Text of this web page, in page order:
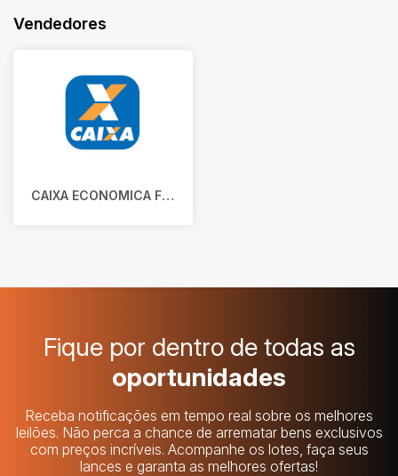
Vendedores
CAIXA ECONOMICA FEDERAL
Fique por dentro de todas as
oportunidades
Receba notificações em tempo real sobre os melhores
leilões. Não perca a chance de arrematar bens exclusivos
com preços incríveis. Acompanhe os lotes, faça seus
lances e garanta as melhores ofertas!